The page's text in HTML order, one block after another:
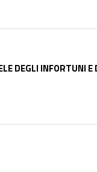
DEGLI INFORTUNI